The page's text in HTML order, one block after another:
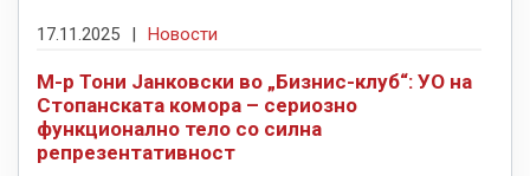
17.11.2025 | Новости
М-р Тони Јанковски во „Бизнис-клуб“: УО на
Стопанската комора – сериозно
функционално тело со силна
репрезентативност